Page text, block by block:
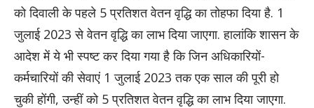
को दिवाली के पहले 5 प्रतिशत वेतन वृद्धि का तोहफा दिया है. 1
जुलाई 2023 से वेतन वृद्धि का लाभ दिया जाएगा. हालांकि शासन के
आदेश में ये भी स्पष्ट कर दिया गया है कि जिन अधिकारियों-
कर्मचारियों की सेवाएं 1 जुलाई 2023 तक एक साल की पूरी हो
चुकी होंगी, उन्हीं को 5 प्रतिशत वेतन वृद्धि का लाभ दिया जाएगा.